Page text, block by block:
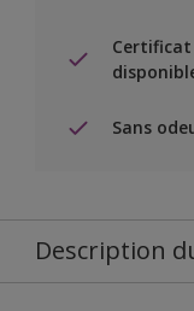
Sans
Description